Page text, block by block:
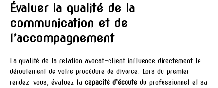
Évaluer la qualité de la
communication et de
l’accompagnement
La qualité de la relation avocat-client influence directement le
déroulement de votre procédure de divorce. Lors du premier
rendez-vous, évaluez la capacité d’écoute du professionnel et sa